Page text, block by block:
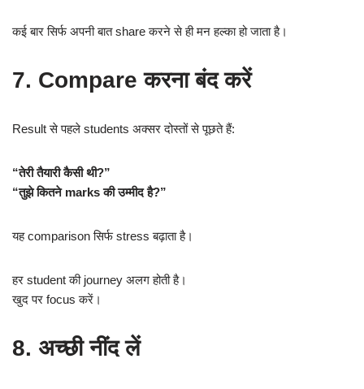
कई बार सिर्फ अपनी बात share करने से ही मन हल्का हो जाता है।
7. Compare करना बंद करें
Result से पहले students अक्सर दोस्तों से पूछते हैं:
“तेरी तैयारी कैसी थी?”
“तुझे कितने marks की उम्मीद है?”
यह comparison सिर्फ stress बढ़ाता है।
हर student की journey अलग होती है।
खुद पर focus करें।
8. अच्छी नींद लें